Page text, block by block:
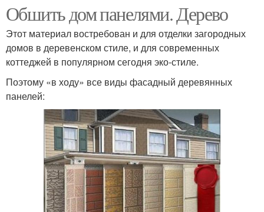
Обшить дом панелями. Дерево
Этот материал востребован и для отделки загородных
домов в деревенском стиле, и для современных
коттеджей в популярном сегодня эко-стиле.
Поэтому «в ходу» все виды фасадный деревянных
панелей: